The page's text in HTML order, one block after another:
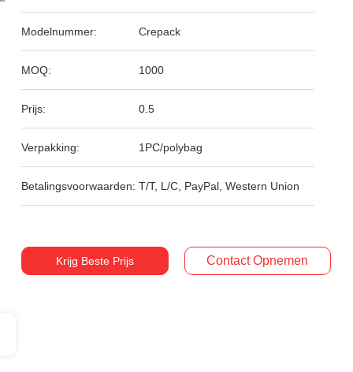
Modelnummer: Crepack
MOQ: 1000
Prijs: 0.5
Verpakking: 1PC/polybag
Betalingsvoorwaarden: T/T, L/C, PayPal, Western Union
Krijg Beste Prijs Contact Opnemen